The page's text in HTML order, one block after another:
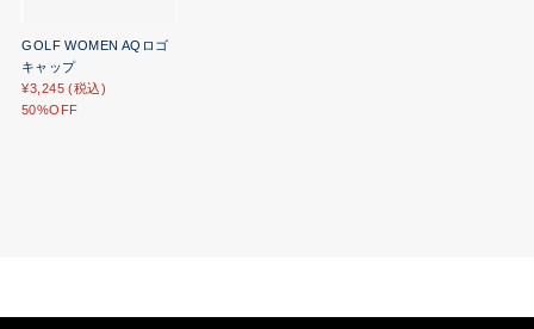
GOLF WOMEN AQロゴ
キャップ
¥3,245 (税込)
50%OFF